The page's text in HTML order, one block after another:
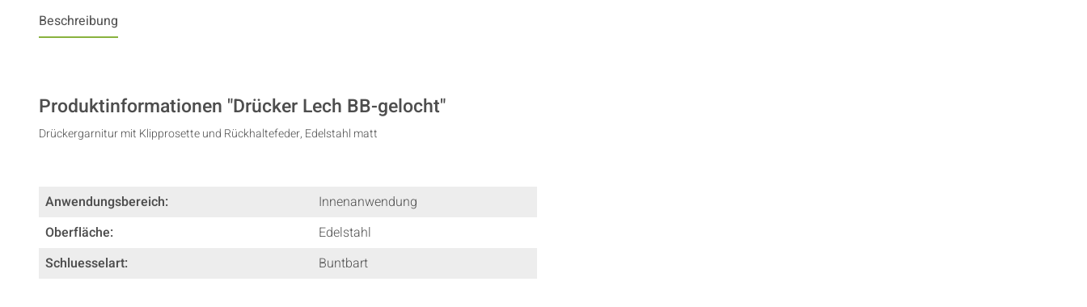
Beschreibung
Produktinformationen "Drücker Lech BB-gelocht"
Drückergarnitur mit Klipprosette und Rückhaltefeder, Edelstahl matt
Anwendungsbereich:
Innenanwendung
Oberfläche:
Edelstahl
Schluesselart:
Buntbart